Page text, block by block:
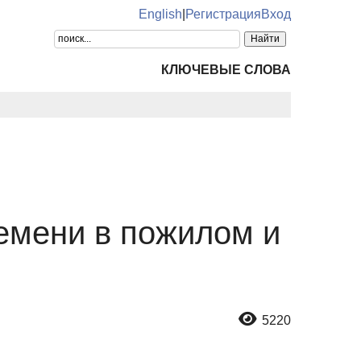
English РегистрацияВход
КЛЮЧЕВЫЕ СЛОВА
в пожилом и
5220